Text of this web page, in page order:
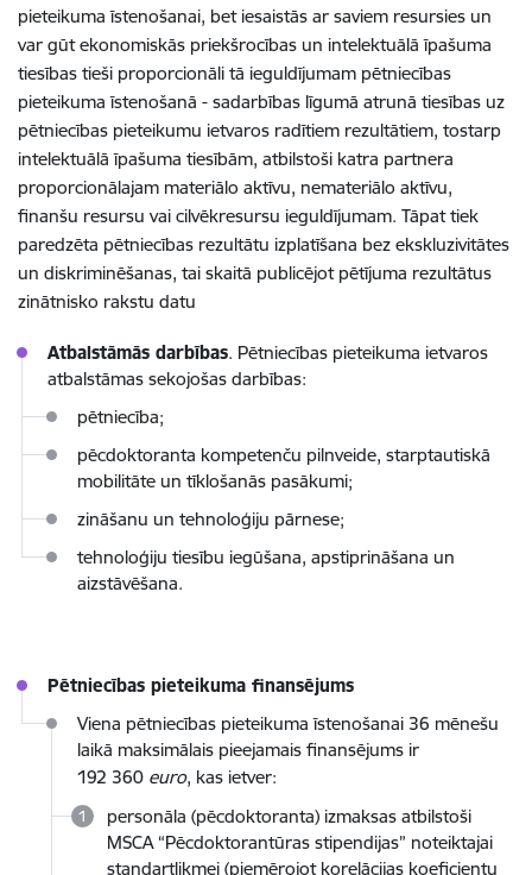
pieteikuma īstenošanai, bet iesaistās ar saviem resursies un
var gūt ekonomiskās priekšrocības un intelektuālā īpašuma
tiesības tieši proporcionāli tā ieguldījumam pētniecības
pieteikuma īstenošanā - sadarbības līgumā atrunā tiesības uz
pētniecības pieteikumu ietvaros radītiem rezultātiem, tostarp
intelektuālā īpašuma tiesībām, atbilstoši katra partnera
proporcionālajam materiālo aktīvu, nemateriālo aktīvu,
finanšu resursu vai cilvēkresursu ieguldījumam. Tāpat tiek
paredzēta pētniecības rezultātu izplatīšana bez ekskluzivitātes
un diskriminēšanas, tai skaitā publicējot pētījuma rezultātus
zinātnisko rakstu datu
Atbalstāmās darbības. Pētniecības pieteikuma ietvaros
atbalstāmas sekojošas darbības:
pētniecība;
pēcdoktoranta kompetenču pilnveide, starptautiskā
mobilitāte un tīklošanās pasākumi;
zināšanu un tehnoloģiju pārnese;
tehnoloģiju tiesību iegūšana, apstiprināšana un
aizstāvēšana.
Pētniecības pieteikuma finansējums
Viena pētniecības pieteikuma īstenošanai 36 mēnešu
laikā maksimālais pieejamais finansējums ir
192 360 euro, kas ietver:
personāla (pēcdoktoranta) izmaksas atbilstoši
MSCA “Pēcdoktorantūras stipendijas” noteiktajai
standartlikmei (piemērojot korelācijas koeficientu